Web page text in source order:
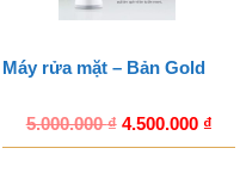
Máy rửa mặt – Bản Gold
5.000.000₫ 4.500.000 ₫